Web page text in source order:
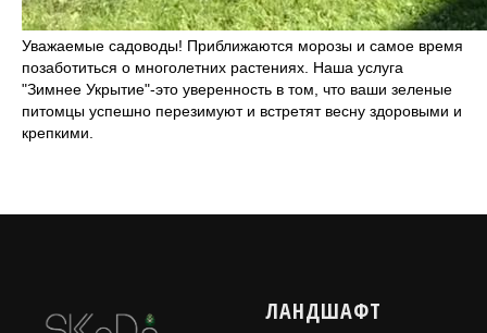
Уважаемые садоводы! Приближаются морозы и самое время
позаботиться о многолетних растениях. Наша услуга
"Зимнее Укрытие"-это уверенность в том, что ваши зеленые
питомцы успешно перезимуют и встретят весну здоровыми и
крепкими.
ЛАНДШАФТ